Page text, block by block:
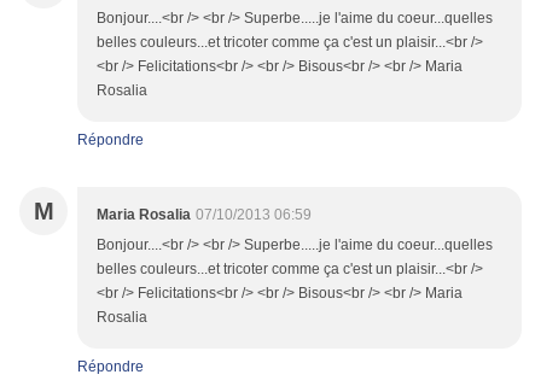
Bonjour....<br /> <br /> Superbe.....je l'aime du coeur...quelles
belles couleurs...et tricoter comme ça c'est un plaisir...<br />
<br /> Felicitations<br /> <br /> Bisous<br /> <br /> Maria
Rosalia
Répondre
M Maria Rosalia 07/10/2013 06:59
Bonjour....<br /> <br /> Superbe.....je l'aime du coeur...quelles
belles couleurs...et tricoter comme ça c'est un plaisir...<br />
<br /> Felicitations<br /> <br /> Bisous<br /> <br /> Maria
Rosalia
Répondre